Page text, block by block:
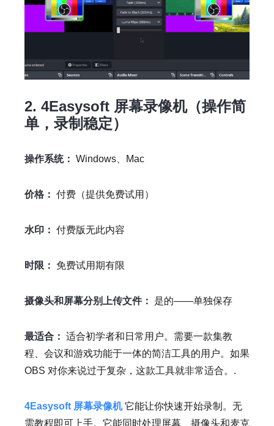
2. 4Easysoft 屏幕录像机（操作简
单，录制稳定）
操作系统： Windows、Mac
价格： 付费（提供免费试用）
水印： 付费版无此内容
时限： 免费试用期有限
摄像头和屏幕分别上传文件： 是的——单独保存
最适合： 适合初学者和日常用户。需要一款集教
程、会议和游戏功能于一体的简洁工具的用户。如果
OBS 对你来说过于复杂，这款工具就非常适合。.
4Easysoft 屏幕录像机它能让你快速开始录制。无
需教程即可上手。它能同时处理屏幕、摄像头和麦克